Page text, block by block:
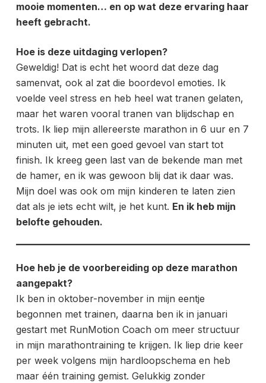
mooie momenten… en op wat deze ervaring haar
heeft gebracht.
Hoe is deze uitdaging verlopen?
Geweldig! Dat is echt het woord dat deze dag
samenvat, ook al zat die boordevol emoties. Ik
voelde veel stress en heb heel wat tranen gelaten,
maar het waren vooral tranen van blijdschap en
trots. Ik liep mijn allereerste marathon in 6 uur en 7
minuten uit, met een goed gevoel van start tot
finish. Ik kreeg geen last van de bekende man met
de hamer, en ik was gewoon blij dat ik daar was.
Mijn doel was ook om mijn kinderen te laten zien
dat als je iets echt wilt, je het kunt. En ik heb mijn
belofte gehouden.
Hoe heb je de voorbereiding op deze marathon
aangepakt?
Ik ben in oktober-november in mijn eentje
begonnen met trainen, daarna ben ik in januari
gestart met RunMotion Coach om meer structuur
in mijn marathontraining te krijgen. Ik liep drie keer
per week volgens mijn hardloopschema en heb
maar één training gemist. Gelukkig zonder